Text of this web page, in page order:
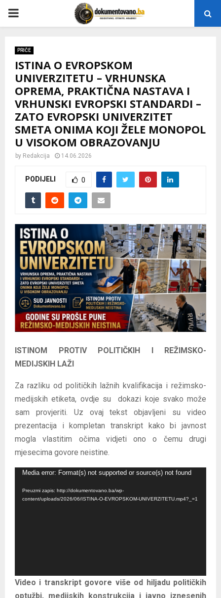
P
M
A
E
PRIČE
ISTINA O EVROPSKOM
UNIVERZITETU – VRHUNSKA
OPREMA, PRAKTIČNA NASTAVA I
VRHUNSKI EVROPSKI STANDARDI –
ZATO EVROPSKI UNIVERZITET
SMETA ONIMA KOJI ŽELE MONOPOL
U VISOKOM OBRAZOVANJU
by Redakcija 14.06.2026
PODIJELI 0
ISTINOM PROTIV POLITIČKIH I REŽIMSKO-
MEDIJSKIH LAŽI
Za razliku od političkih lažnih kvalifikacija i režimsko-
medijskih etiketa, ovdje su dokazi koje svako može
sam provjeriti. Uz ovaj tekst objavljeni su video
prezentacija i kompletan transkript kako bi javnost
mogla vlastitim očima vidjeti ono o čemu drugi
mjesecima govore neistine.
t
o
Media error: Format(s) not supported or source(s) not found
Preuzmi zapis: http://dokumentovano.ba/wp-
content/uploads/2026/06/ISTINA-O-EVROPSKOM-UNIVERZITETU.mp4?_=1
Video i transkript govore više od hiljadu političkih
optužbi, medijskih konstrukcija i javno iznesenih